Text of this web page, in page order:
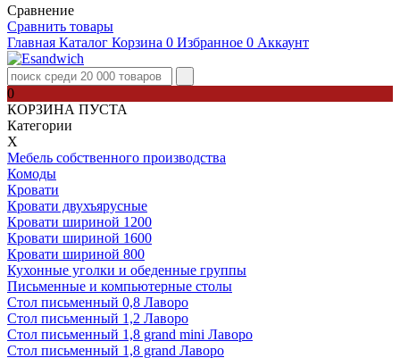
Сравнение
Сравнить товары
Главная Каталог Корзина 0 Избранное 0 Аккаунт
0
КОРЗИНА ПУСТА
Категории
Х
Мебель собственного производства
Комоды
Кровати
Кровати двухъярусные
Кровати шириной 1200
Кровати шириной 1600
Кровати шириной 800
Кухонные уголки и обеденные группы
Письменные и компьютерные столы
Стол письменный 0,8 Лаворо
Стол письменный 1,2 Лаворо
Стол письменный 1,8 grand mini Лаворо
Стол письменный 1,8 grand Лаворо